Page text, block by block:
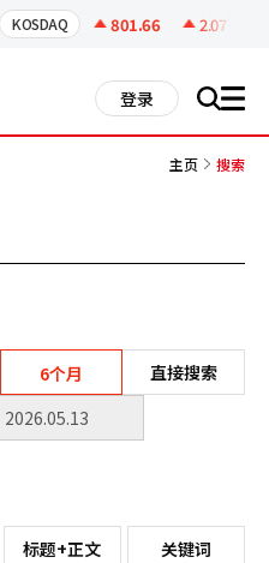
KOSDAQ 801.66 2.07
登录 搜 all
主页 搜索
6个月 直接搜索
标题+正文 关键词